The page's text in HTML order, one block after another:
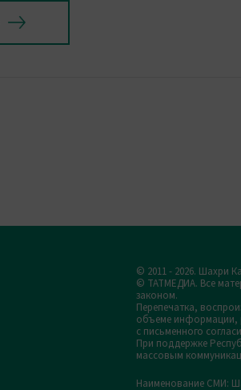
© 2011 - 2026. Шахри
© ТАТМЕДИА. Все
законом.
Перепечатка,
объеме информации,
с письменного
При поддержке
массовым
Наименование СМИ: